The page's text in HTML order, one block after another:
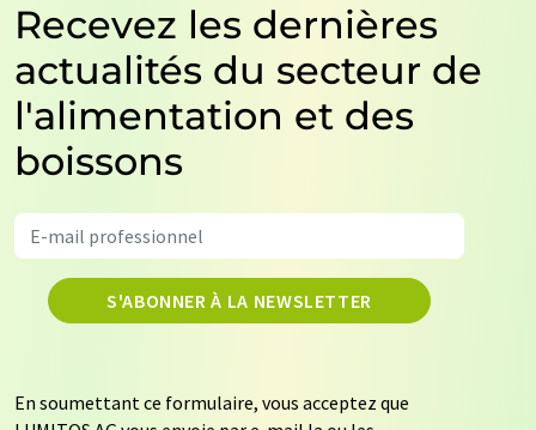
Recevez les dernières
actualités du secteur de
l'alimentation et des
boissons
S'ABONNER À LA NEWSLETTER
En soumettant ce formulaire, vous acceptez que